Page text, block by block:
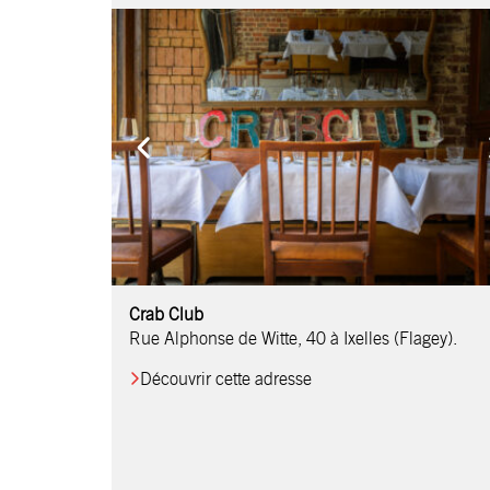
Comptoir Chouchou
Crab Club
Rue Alphonse de Witte, 40 à Ixelles (Flagey).
Découvrir cette adresse
OM Restaurant
Table & Comptoir
Le Relais d’Orti
Studio 97
Löctave Restaurant
F-eat Restaurant
L’Art des Mets
Restaurant Harmonie
La Table de Jean